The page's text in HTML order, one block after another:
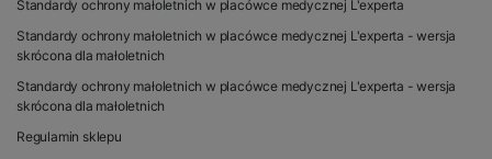
Standardy ochrony małoletnich w placówce medycznej L'experta
Standardy ochrony małoletnich w placówce medycznej L'experta - wersja
skrócona dla małoletnich
Standardy ochrony małoletnich w placówce medycznej L'experta - wersja
skrócona dla małoletnich
Regulamin sklepu